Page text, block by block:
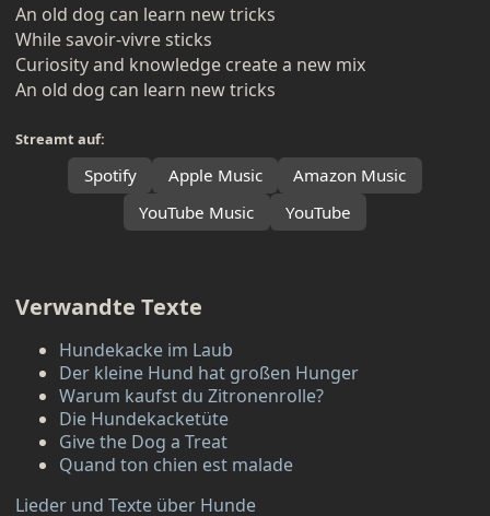
An old dog can learn new tricks
While savoir-vivre sticks
Curiosity and knowledge create a new mix
An old dog can learn new tricks
Streamt auf:
Spotify Apple Music
Amazon Music
YouTube Music
YouTube
Verwandte Texte
Hundekacke im Laub
Der kleine Hund hat großen Hunger
Warum kaufst du Zitronenrolle?
Die Hundekacketüte
Give the Dog a Treat
Quand ton chien est malade
Lieder und Texte über Hunde